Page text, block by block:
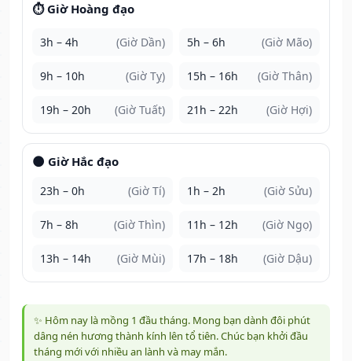
⏱️ Giờ Hoàng đạo
3h – 4h (Giờ Dần) 5h – 6h (Giờ Mão)
9h – 10h (Giờ Tỵ) 15h – 16h (Giờ Thân)
19h – 20h (Giờ Tuất) 21h – 22h (Giờ Hợi)
🌑 Giờ Hắc đạo
23h – 0h (Giờ Tí) 1h – 2h (Giờ Sửu)
7h – 8h (Giờ Thìn) 11h – 12h (Giờ Ngọ)
13h – 14h (Giờ Mùi) 17h – 18h (Giờ Dậu)
✨ Hôm nay là mồng 1 đầu tháng. Mong bạn dành đôi phút
dâng nén hương thành kính lên tổ tiên. Chúc bạn khởi đầu
tháng mới với nhiều an lành và may mắn.